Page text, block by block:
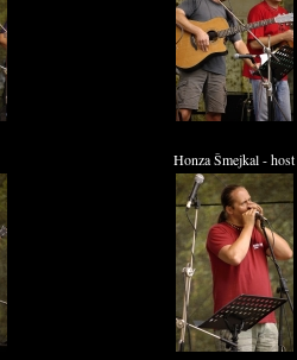
Honza Šmejkal - host